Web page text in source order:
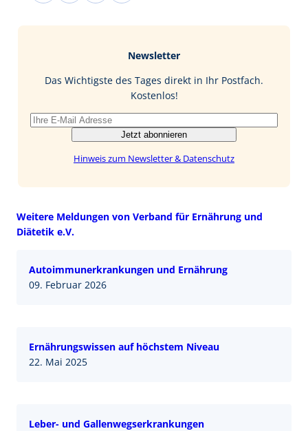
I
Newsletter
Das Wichtigste des Tages direkt in Ihr Postfach.
Kostenlos!
Jetzt abonnieren
Hinweis zum Newsletter & Datenschutz
Weitere Meldungen von Verband für Ernährung und
Diätetik e.V.
Autoimmunerkrankungen und Ernährung
09. Februar 2026
Ernährungswissen auf höchstem Niveau
22. Mai 2025
Leber- und Gallenwegserkrankungen